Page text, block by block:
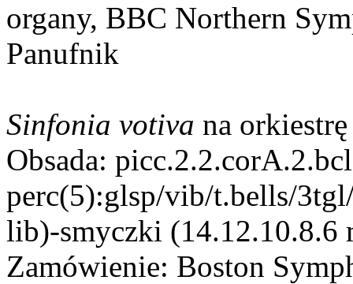
organy, BBC Northern
Panufnik
Sinfonia votiva na
Obsada:
perc(5):glsp/vib/t.bells/
lib)-smyczki (14.12.10.8.6
Zamówienie: Boston